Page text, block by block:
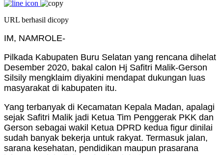
URL berhasil dicopy
IM, NAMROLE-
Pilkada Kabupaten Buru Selatan yang rencana dihelat
Desember 2020, bakal calon Hj Safitri Malik-Gerson
Silsily mengklaim diyakini mendapat dukungan luas
masyarakat di kabupaten itu.
Yang terbanyak di Kecamatan Kepala Madan, apalagi
sejak Safitri Malik jadi Ketua Tim Penggerak PKK dan
Gerson sebagai wakil Ketua DPRD kedua figur dinilai
sudah banyak bekerja untuk rakyat. Termasuk jalan,
sarana kesehatan, pendidikan maupun prasarana